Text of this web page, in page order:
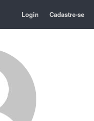
Login Cadastre-se